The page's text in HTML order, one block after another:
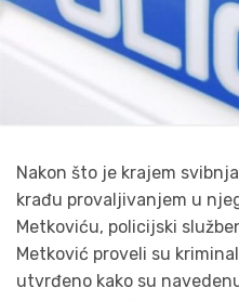
Nakon što je krajem
krađu provaljivanjem u
Metkoviću, policijski
Metković proveli su
utvrđeno kako su